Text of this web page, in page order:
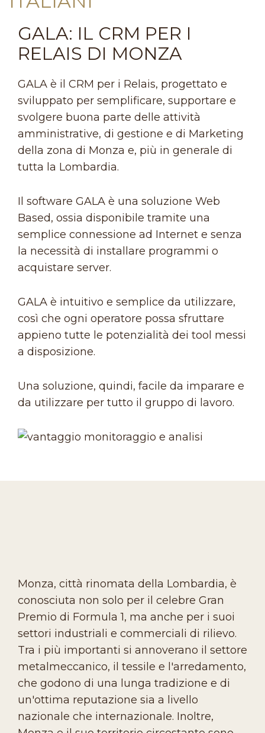
GALA: IL CRM PER I
RELAIS DI MONZA
GALA è il CRM per i Relais, progettato e
sviluppato per semplificare, supportare e
svolgere buona parte delle attività
amministrative, di gestione e di Marketing
della zona di Monza e, più in generale di
tutta la Lombardia.
Il software GALA è una soluzione Web
Based, ossia disponibile tramite una
semplice connessione ad Internet e senza
la necessità di installare programmi o
acquistare server.
GALA è intuitivo e semplice da utilizzare,
così che ogni operatore possa sfruttare
appieno tutte le potenzialità dei tool messi
a disposizione.
Una soluzione, quindi, facile da imparare e
da utilizzare per tutto il gruppo di lavoro.
Monza, città rinomata della Lombardia, è
conosciuta non solo per il celebre Gran
Premio di Formula 1, ma anche per i suoi
settori industriali e commerciali di rilievo.
Tra i più importanti si annoverano il settore
metalmeccanico, il tessile e l'arredamento,
che godono di una lunga tradizione e di
un'ottima reputazione sia a livello
nazionale che internazionale. Inoltre,